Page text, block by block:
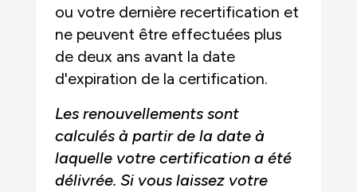
ou votre dernière recertification et
ne peuvent être effectuées plus
de deux ans avant la date
d'expiration de la certification.
Les renouvellements sont
calculés à partir de la date à
laquelle votre certification a été
délivrée. Si vous laissez votre